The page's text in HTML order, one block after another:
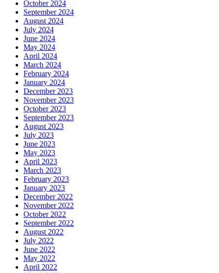
October 2024
September 2024
August 2024
July 2024
June 2024
May 2024
April 2024
March 2024
February 2024
January 2024
December 2023
November 2023
October 2023
September 2023
August 2023
July 2023
June 2023
May 2023
April 2023
March 2023
February 2023
January 2023
December 2022
November 2022
October 2022
September 2022
August 2022
July 2022
June 2022
May 2022
April 2022